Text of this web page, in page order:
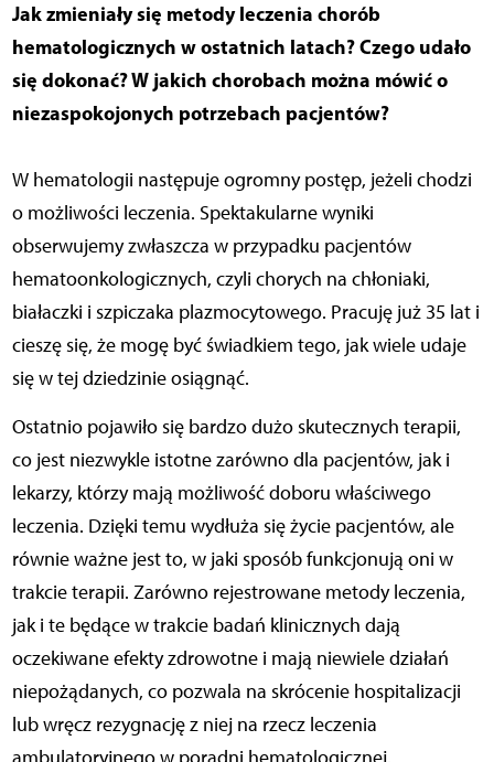
Jak zmieniały się metody leczenia chorób
hematologicznych w ostatnich latach? Czego udało
się dokonać? W jakich chorobach można mówić o
niezaspokojonych potrzebach pacjentów?
W hematologii następuje ogromny postęp, jeżeli chodzi
o możliwości leczenia. Spektakularne wyniki
obserwujemy zwłaszcza w przypadku pacjentów
hematoonkologicznych, czyli chorych na chłoniaki,
białaczki i szpiczaka plazmocytowego. Pracuję już 35 lat i
cieszę się, że mogę być świadkiem tego, jak wiele udaje
się w tej dziedzinie osiągnąć.
Ostatnio pojawiło się bardzo dużo skutecznych terapii,
co jest niezwykle istotne zarówno dla pacjentów, jak i
lekarzy, którzy mają możliwość doboru właściwego
leczenia. Dzięki temu wydłuża się życie pacjentów, ale
równie ważne jest to, w jaki sposób funkcjonują oni w
trakcie terapii. Zarówno rejestrowane metody leczenia,
jak i te będące w trakcie badań klinicznych dają
oczekiwane efekty zdrowotne i mają niewiele działań
niepożądanych, co pozwala na skrócenie hospitalizacji
lub wręcz rezygnację z niej na rzecz leczenia